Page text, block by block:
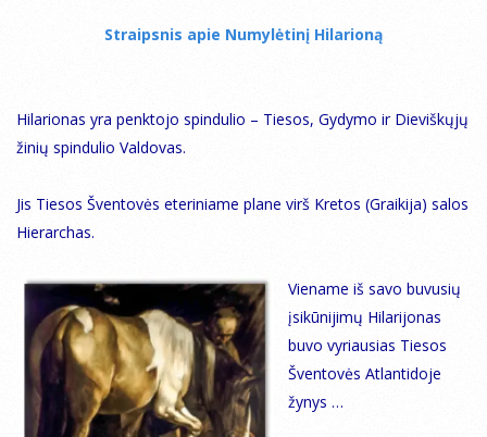
Straipsnis apie Numylėtinį Hilarioną
Hilarionas yra penktojo spindulio – Tiesos, Gydymo ir Dieviškųjų
žinių spindulio Valdovas.
Jis Tiesos Šventovės eteriniame plane virš Kretos (Graikija) salos
Hierarchas.
Viename iš savo buvusių
įsikūnijimų Hilarijonas
buvo vyriausias Tiesos
Šventovės Atlantidoje
žynys …